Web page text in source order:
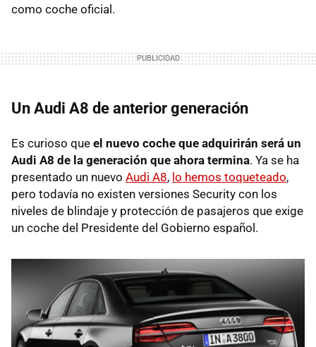
como coche oficial.
Un Audi A8 de anterior generación
Es curioso que el nuevo coche que adquirirán será un
Audi A8 de la generación que ahora termina. Ya se ha
presentado un nuevo Audi A8, lo hemos toqueteado,
pero todavía no existen versiones Security con los
niveles de blindaje y protección de pasajeros que exige
un coche del Presidente del Gobierno español.